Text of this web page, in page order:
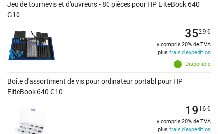
Jeu de tournevis et d'ouvreurs - 80 pièces pour HP EliteBook 640
G10
Disponible
3529€
y compris 20% de TVA
plus frais d'expédition
Boîte d'assortiment de vis pour ordinateur portabl pour HP
EliteBook 640 G10
1916€
y compris 20% de TVA
plus frais d'expédition